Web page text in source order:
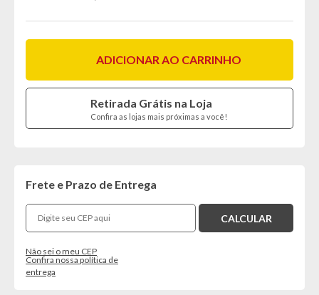
ADICIONAR AO CARRINHO
Retirada Grátis na Loja
Confira as lojas mais próximas a você!
Frete e Prazo de Entrega
Não sei o meu CEP
Confira nossa política de
entrega